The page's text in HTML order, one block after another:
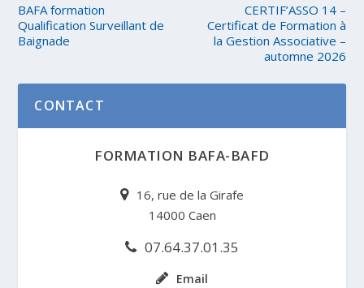
BAFA formation
Qualification Surveillant de
Baignade
CERTIF’ASSO 14 –
Certificat de Formation à
la Gestion Associative –
automne 2026
CONTACT
FORMATION BAFA-BAFD
16, rue de la Girafe
14000 Caen
07.64.37.01.35
Email